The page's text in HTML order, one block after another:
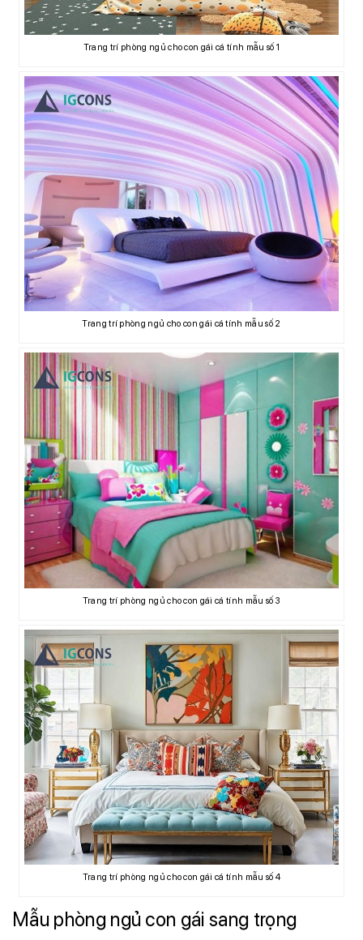
Trang trí phòng ngủ cho con gái cá tính mẫu số 1
Trang trí phòng ngủ cho con gái cá tính mẫu số 2
Trang trí phòng ngủ cho con gái cá tính mẫu số 3
Trang trí phòng ngủ cho con gái cá tính mẫu số 4
Mẫu phòng ngủ con gái sang trọng